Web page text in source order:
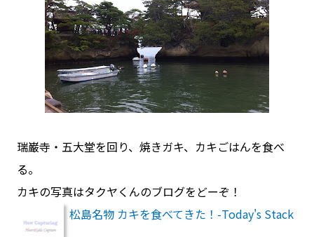
瑞巌寺・五大堂を回り、焼きガキ、カキごはんを食べ
る。
カキの写真はタクヤくんのブログをどーぞ！
松島名物 カキを食べてきた！-Today's Stack